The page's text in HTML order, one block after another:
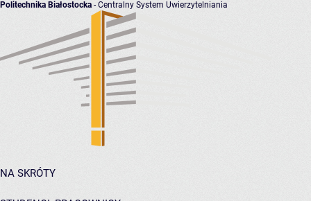
Politechnika Białostocka - Centralny System Uwierzytelniania
NA SKRÓTY